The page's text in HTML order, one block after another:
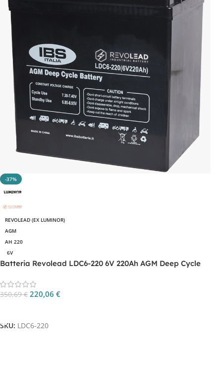
-37%
REVOLEAD (EX LUMINOR)
AGM
AH 220
6V
Batteria Revolead LDC6-220 6V 220Ah AGM Deep Cycle
350,69€ 220,06 €
SKU: LDC6-220